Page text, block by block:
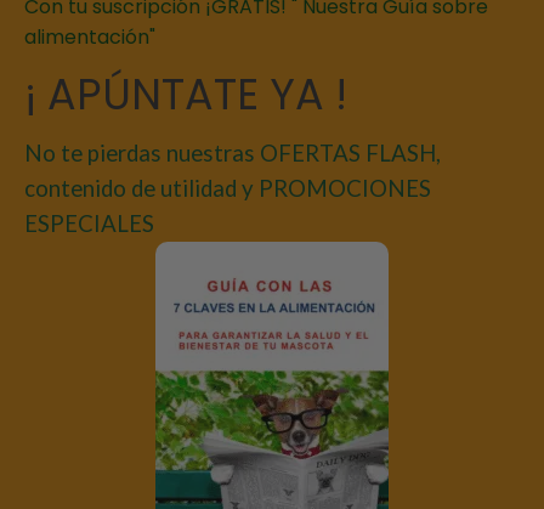
Con tu suscripción ¡GRATIS! " Nuestra Guía sobre
alimentación"
¡ APÚNTATE YA !
No te pierdas nuestras OFERTAS FLASH,
contenido de utilidad y PROMOCIONES
ESPECIALES